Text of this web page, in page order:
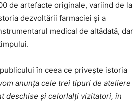
de artefacte originale, variind de la
dezvoltării farmaciei și a
medical de altădată, dar
în ceea ce privește istoria
anunța cele trei tipuri de ateliere
deschise și celorlalți vizitatori, în